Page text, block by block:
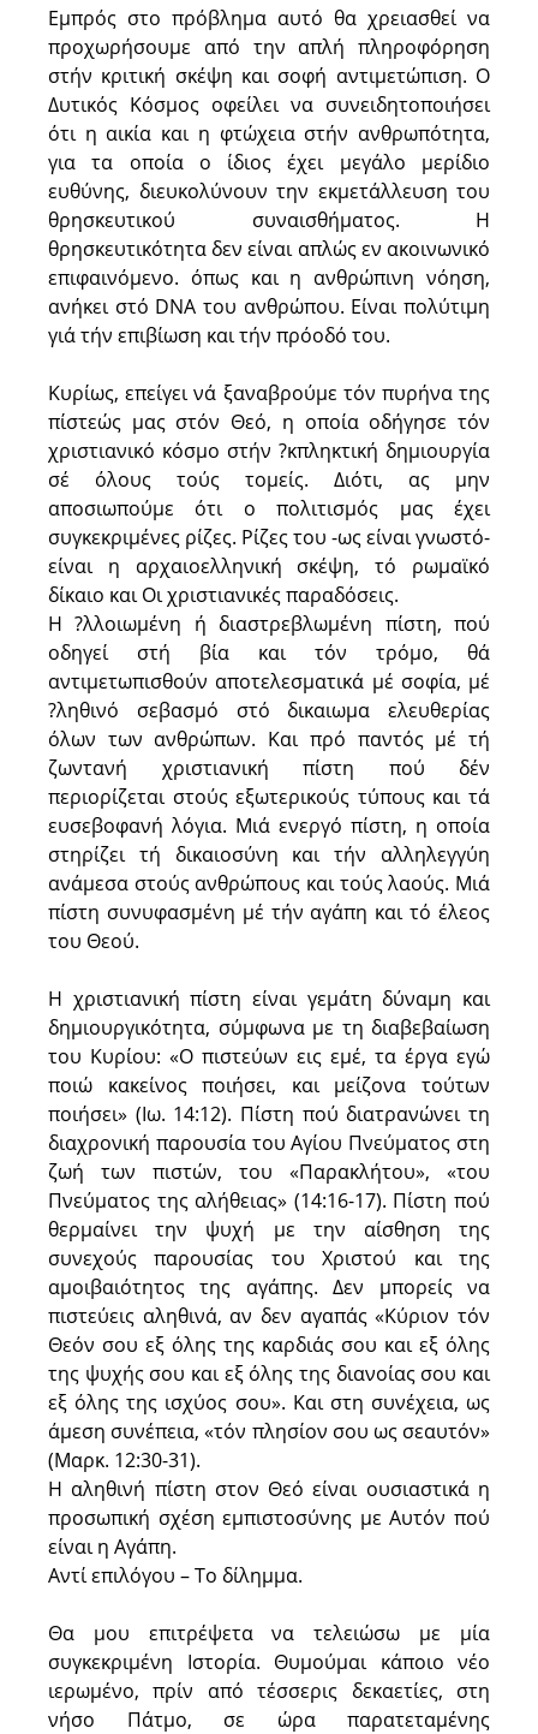
Εμπρός στο πρόβλημα αυτό θα χρειασθεί να
προχωρήσουμε από την απλή πληροφόρηση
στήν κριτική σκέψη και σοφή αντιμετώπιση. Ο
Δυτικός Κόσμος οφείλει να συνειδητοποιήσει
ότι η αικία και η φτώχεια στήν ανθρωπότητα,
για τα οποία ο ίδιος έχει μεγάλο μερίδιο
ευθύνης, διευκολύνουν την εκμετάλλευση του
θρησκευτικού συναισθήματος. Η
θρησκευτικότητα δεν είναι απλώς εν ακοινωνικό
επιφαινόμενο. όπως και η ανθρώπινη νόηση,
ανήκει στό DNA του ανθρώπου. Είναι πολύτιμη
γιά τήν επιβίωση και τήν πρόοδό του.
Κυρίως, επείγει νά ξαναβρούμε τόν πυρήνα της
πίστεώς μας στόν Θεό, η οποία οδήγησε τόν
χριστιανικό κόσμο στήν ?κπληκτική δημιουργία
σέ όλους τούς τομείς. Διότι, ας μην
αποσιωπούμε ότι ο πολιτισμός μας έχει
συγκεκριμένες ρίζες. Ρίζες του -ως είναι γνωστό-
είναι η αρχαιοελληνική σκέψη, τό ρωμαϊκό
δίκαιο και Οι χριστιανικές παραδόσεις.
Η ?λλοιωμένη ή διαστρεβλωμένη πίστη, πού
οδηγεί στή βία και τόν τρόμο, θά
αντιμετωπισθούν αποτελεσματικά μέ σοφία, μέ
?ληθινό σεβασμό στό δικαιωμα ελευθερίας
όλων των ανθρώπων. Και πρό παντός μέ τή
ζωντανή χριστιανική πίστη πού δέν
περιορίζεται στούς εξωτερικούς τύπους και τά
ευσεβοφανή λόγια. Μιά ενεργό πίστη, η οποία
στηρίζει τή δικαιοσύνη και τήν αλληλεγγύη
ανάμεσα στούς ανθρώπους και τούς λαούς. Μιά
πίστη συνυφασμένη μέ τήν αγάπη και τό έλεος
του Θεού.
Η χριστιανική πίστη είναι γεμάτη δύναμη και
δημιουργικότητα, σύμφωνα με τη διαβεβαίωση
του Κυρίου: «Ο πιστεύων εις εμέ, τα έργα εγώ
ποιώ κακείνος ποιήσει, και μείζονα τούτων
ποιήσει» (Ιω. 14:12). Πίστη πού διατρανώνει τη
διαχρονική παρουσία του Αγίου Πνεύματος στη
ζωή των πιστών, του «Παρακλήτου», «του
Πνεύματος της αλήθειας» (14:16-17). Πίστη πού
θερμαίνει την ψυχή με την αίσθηση της
συνεχούς παρουσίας του Χριστού και της
αμοιβαιότητος της αγάπης. Δεν μπορείς να
πιστεύεις αληθινά, αν δεν αγαπάς «Κύριον τόν
Θεόν σου εξ όλης της καρδιάς σου και εξ όλης
της ψυχής σου και εξ όλης της διανοίας σου και
εξ όλης της ισχύος σου». Και στη συνέχεια, ως
άμεση συνέπεια, «τόν πλησίον σου ως σεαυτόν»
(Μαρκ. 12:30-31).
Η αληθινή πίστη στον Θεό είναι ουσιαστικά η
προσωπική σχέση εμπιστοσύνης με Αυτόν πού
είναι η Αγάπη.
Αντί επιλόγου – Το δίλημμα.
Θα μου επιτρέψετα να τελειώσω με μία
συγκεκριμένη Ιστορία. Θυμούμαι κάποιο νέο
ιερωμένο, πρίν από τέσσερις δεκαετίες, στη
νήσο Πάτμο, σε ώρα παρατεταμένης